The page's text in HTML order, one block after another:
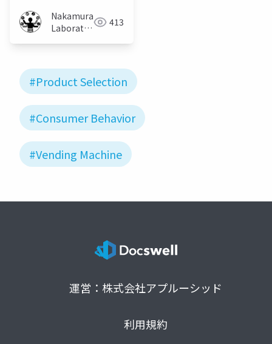
machineNakamura
Laboratory
413
#Product Selection
#Consumer Behavior
#Vending Machine
運営：株式会社アプルーシッド
利用規約